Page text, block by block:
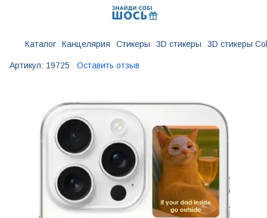
Каталог Канцелярия Стикеры 3D стикеры 3D стикеры
Артикул: 19725 Оставить отзыв